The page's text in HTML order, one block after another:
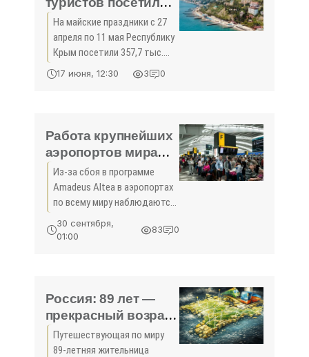
Крым на майские
праздники - «Туризм
Крыма»
На майские праздники с 27
апреля по 11 мая Республику
Крым посетили 357,7 тыс.
туристов, об этом сообщил
глава РК Сергей Аксёнов.
17 июня, 12:30 3 0
Работа крупнейших
аэропортов мира
парализована из-за
сбоя - «Новости
Туризма»
Из-за сбоя в программе
Amadeus Altea в аэропортах
по всему миру наблюдаются
задержки рейсов и полная
неразбериха при
30 сентября,
01:00
83 0
Россия: 89 лет —
прекрасный возраст
для путешествий -
«Новости Туризма»
Путешествующая по миру
89-летняя жительница